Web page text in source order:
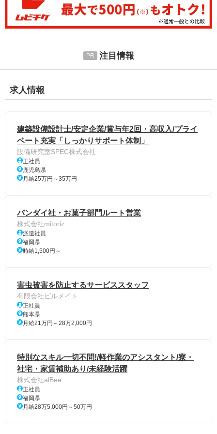
注目情報
求人情報
建築設備設計士/安定企業/賞与年2回・高収入/プライ
ベート充実「しっかりサポート体制」
設備研究室SPEC株式会社
正社員
鹿児島県
月給25万円～35万円
バンダイ社・お菓子部門ルート営業
株式会社mitoriz
派遣社員
福岡県
時給1,500円～
害虫被害を防止するサービススタッフ
有限会社ビルメイト
正社員
熊本県
月給21万円～28万2,000円
特別なスキル一切不問!/軽作業のアシスタント/寮・
社宅・家賃補助あり/未経験活躍
株式会社alBee
正社員
福岡県
月給28万5,000円～50万円